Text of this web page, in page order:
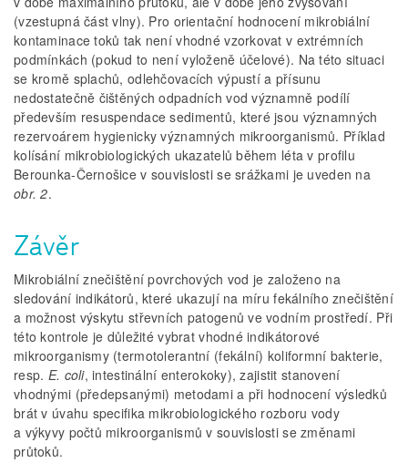
(vzestupná část vlny). Pro orientační hodnocení mikrobiální
kontaminace toků tak není vhodné vzorkovat v extrémních
podmínkách (pokud to není vyloženě účelové). Na této situaci
se kromě splachů, odlehčovacích výpustí a přísunu
nedostatečně čištěných odpadních vod významně podílí
především resuspendace sedimentů, které jsou významných
rezervoárem hygienicky významných mikroorganismů. Příklad
kolísání mikrobiologických ukazatelů během léta v profilu
Berounka-Černošice v souvislosti se srážkami je uveden na
obr. 2.
Závěr
Mikrobiální znečištění povrchových vod je založeno na
sledování indikátorů, které ukazují na míru fekálního znečištění
a možnost výskytu střevních patogenů ve vodním prostředí. Při
této kontrole je důležité vybrat vhodné indikátorové
mikroorganismy (termotolerantní (fekální) koliformní bakterie,
resp. E. coli, intestinální enterokoky), zajistit stanovení
vhodnými (předepsanými) metodami a při hodnocení výsledků
brát v úvahu specifika mikrobiologického rozboru vody
a výkyvy počtů mikroorganismů v souvislosti se změnami
průtoků.